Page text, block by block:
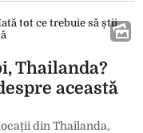
Thailanda?
această
din Thailanda,